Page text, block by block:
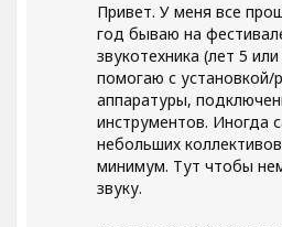
Привет. У меня все
год бываю на
звукотехника (лет 5
помогаю с установкой/
аппаратуры,
инструментов. Иногда
небольших
минимум. Тут чтобы
звуку.